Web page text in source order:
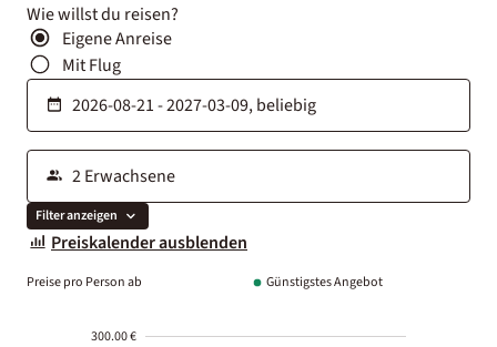
Wie willst du reisen?
Eigene Anreise
Mit Flug
Filter anzeigen
Preiskalender ausblenden
Preise pro Person ab Günstigstes Angebot
300.00 €